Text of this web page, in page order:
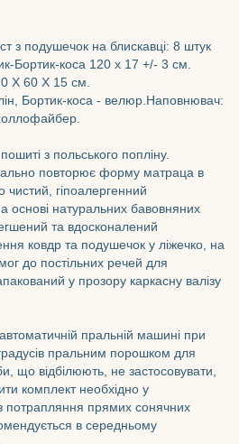
з подушечок на блискавці: 8 штук
Бортик-коса 120 х 17 +/- 3 см.
Х 60 Х 15 см.
Бортик-коса - велюр.Наповнювач:
з польського попліну.
повторює форму матраца в
чистий, гіпоалергенний
основі натуральних бавовняних
та вдосконалений
ковдр та подушечок у ліжечко, на
до постільних речей для
у прозору каркасну валізу
пральній машині при
пральним порошком для
що відбілюють, не застосовувати,
комплект необхідно у
потрапляння прямих сонячних
в середньому